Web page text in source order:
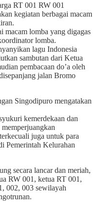
RT 001 RW 001
kegiatan berbagai macam
macam lomba yang digagas
lomba.
lagu Indonesia
sambutan dari Ketua
pembacaan do’a oleh
jalan Bromo
Singodipuro mengatakan
kemerdekaan dan
juga untuk para
Pemerintah Kelurahan
secara lancar dan meriah,
RW 001, ketua RT 001,
002, 003 sewilayah